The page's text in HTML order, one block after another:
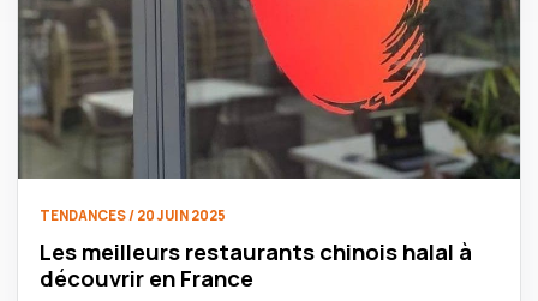
TENDANCES / 20 JUIN 2025
Les meilleurs restaurants chinois halal à
découvrir en France